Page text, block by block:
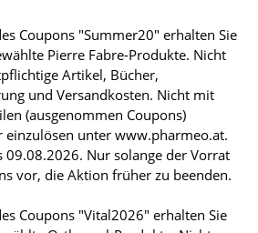
Coupons "Summer20" erhalten Sie
Pierre Fabre-Produkte. Nicht
Artikel, Bücher,
und Versandkosten. Nicht mit
(ausgenommen Coupons)
unter www.pharmeo.at.
09.08.2026. Nur solange der Vorrat
vor, die Aktion früher zu beenden.
Coupons "Vital2026" erhalten Sie